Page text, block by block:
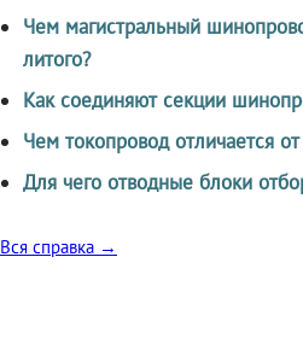
Чем магистральный
литого?
Как соединяют секции
Чем токопровод отличается
Для чего отводные блоки
Вся справка →